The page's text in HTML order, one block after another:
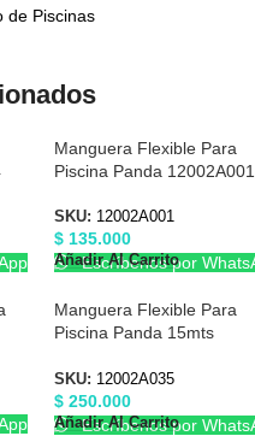
de Piscinas
Manguera Flexible Para
Piscina Panda 12002A001
SKU: 12002A001
$135.000
Añadir Al Carrito
Escríbenos por
Manguera Flexible Para
Piscina Panda 15mts
SKU: 12002A035
$250.000
Añadir Al Carrito
Escríbenos por